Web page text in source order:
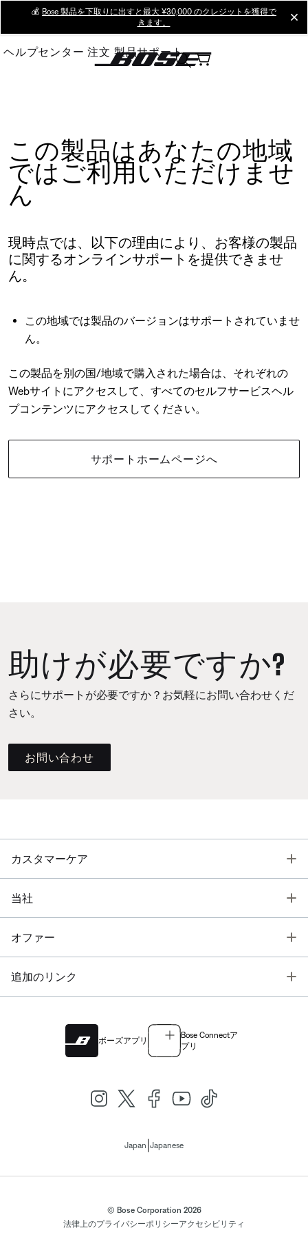
Main
💰 Bose 製品を下取りに出すと最大 ¥30,000 のクレジットを獲得で
きます。
ヘルプセンター 注文 製品サポート
この製品はあなたの地域
ではご利用いただけませ
ん
現時点では、以下の理由により、お客様の製品
に関するオンラインサポートを提供できませ
ん。
この地域では製品のバージョンはサポートされていませ
ん。
この製品を別の国/地域で購入された場合は、それぞれの
Webサイトにアクセスして、すべてのセルフサービスヘル
プコンテンツにアクセスしてください。
サポートホームページへ
助けが必要ですか?
さらにサポートが必要ですか？お気軽にお問い合わせくだ
さい。
お問い合わせ
カスタマーケア
当社
オファー
追加のリンク
ボーズアプリ
Bose Connectア
プリ
Japan Japanese
© Bose Corporation 2026
法律上のプライバシーポリシーアクセシビリティ